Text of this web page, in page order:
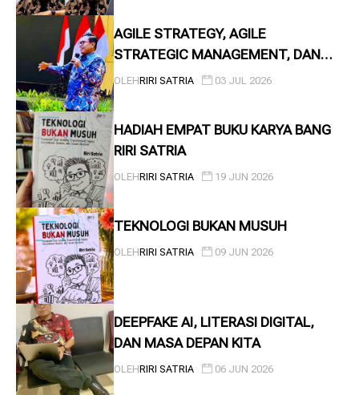
AGILE STRATEGY, AGILE
STRATEGIC MANAGEMENT, DAN
CORE COMPETENCE OF THE
OLEHRIRI SATRIA 03 JUL 2026
HADIAH EMPAT BUKU KARYA BANG
RIRI SATRIA
OLEHRIRI SATRIA 19 JUN 2026
TEKNOLOGI BUKAN MUSUH
OLEHRIRI SATRIA 09 JUN 2026
DEEPFAKE AI, LITERASI DIGITAL,
DAN MASA DEPAN KITA
OLEHRIRI SATRIA 06 JUN 2026